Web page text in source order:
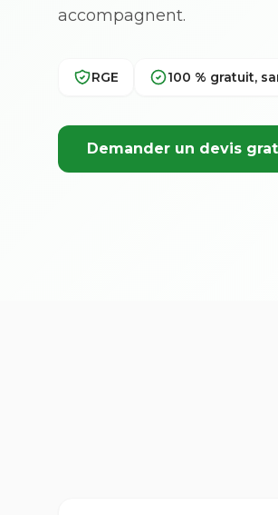
accompagnent.
RGE 100 % gratuit,
Demander un devis